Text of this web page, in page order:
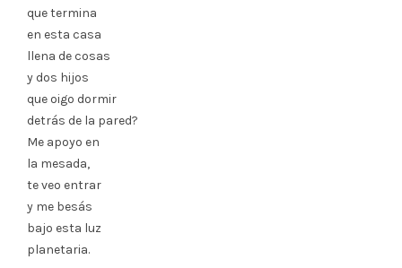
que termina
en esta casa
llena de cosas
y dos hijos
que oigo dormir
detrás de la pared?
Me apoyo en
la mesada,
te veo entrar
y me besás
bajo esta luz
planetaria.